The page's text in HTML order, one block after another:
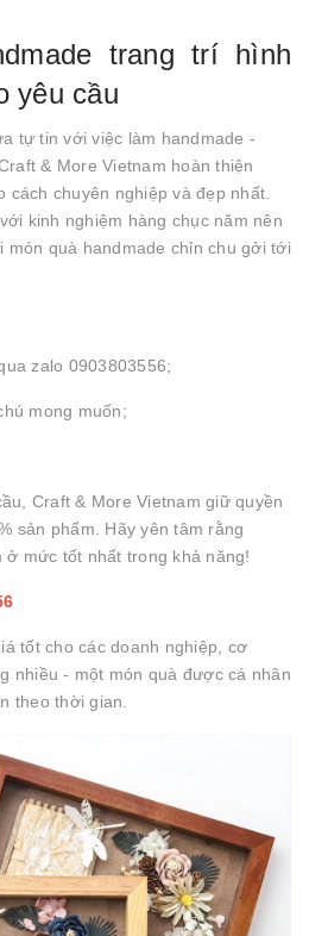
trang trí hình
yêu cầu
tự tin với việc làm handmade -
& More Vietnam hoàn thiện
cách chuyên nghiệp và đẹp nhất.
kinh nghiệm hàng chục năm nên
món quà handmade chỉn chu gởi tới
zalo 0903803556;
mong muốn;
Craft & More Vietnam giữ quyền
sản phẩm. Hãy yên tâm rằng
mức tốt nhất trong khả năng!
tốt cho các doanh nghiệp, cơ
nhiều - một món quà được cá nhân
theo thời gian.